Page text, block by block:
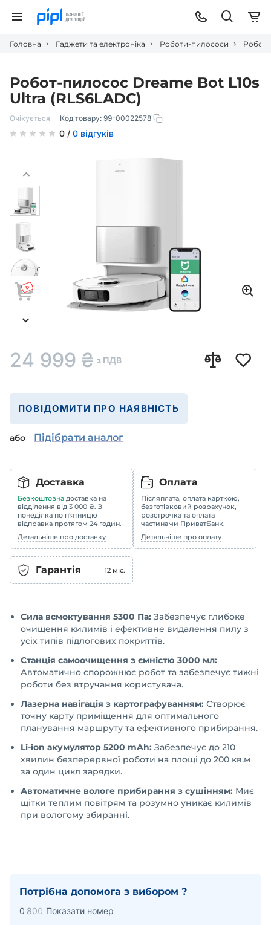
Головна Гаджети та електроніка Роботи-пилососи Робот-
Робот-пилосос Dreame Bot L10s
Ultra (RLS6LADC)
Очікується Код товару: 99-00022578
0 / 0 відгуків
24 999 ₴ з ПДВ
ПОВІДОМИТИ ПРО НАЯВНІСТЬ
або Підібрати аналог
Доставка
Безкоштовна доставка на
відділення від 3 000 ₴. З
понеділка по п'ятницю
відправка протягом 24 годин.
Детальніше про доставку
Оплата
Післяплата, оплата карткою,
безготівковий розрахунок,
розстрочка та оплата
частинами ПриватБанк.
Детальніше про оплату
Гарантія 12 міс.
Сила всмоктування 5300 Па: Забезпечує глибоке
очищення килимів і ефективне видалення пилу з
усіх типів підлогових покриттів.
Станція самоочищення з ємністю 3000 мл:
Автоматично спорожнює робот та забезпечує тижні
роботи без втручання користувача.
Лазерна навігація з картографуванням: Створює
точну карту приміщення для оптимального
планування маршруту та ефективного прибирання.
Li-ion акумулятор 5200 mAh: Забезпечує до 210
хвилин безперервної роботи на площі до 200 кв.м
за один цикл зарядки.
Автоматичне вологе прибирання з сушінням: Миє
щітки теплим повітрям та розумно уникає килимів
при вологому збиранні.
Потрібна допомога з вибором ?
0 800 Показати номер